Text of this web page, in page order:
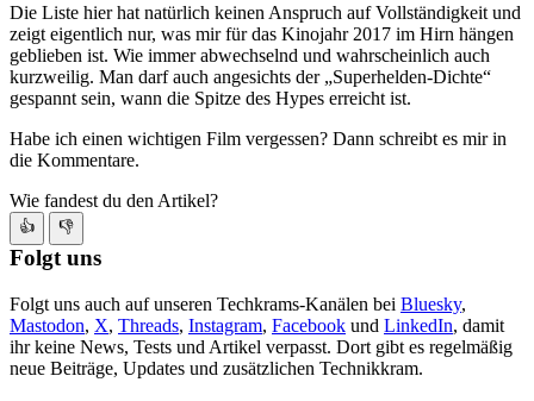
Die Liste hier hat natürlich keinen Anspruch auf Vollständigkeit und
zeigt eigentlich nur, was mir für das Kinojahr 2017 im Hirn hängen
geblieben ist. Wie immer abwechselnd und wahrscheinlich auch
kurzweilig. Man darf auch angesichts der „Superhelden-Dichte“
gespannt sein, wann die Spitze des Hypes erreicht ist.
Habe ich einen wichtigen Film vergessen? Dann schreibt es mir in
die Kommentare.
Wie fandest du den Artikel?
👍 👎
Folgt uns
Folgt uns auch auf unseren Techkrams-Kanälen bei Bluesky,
Mastodon, X, Threads, Instagram, Facebook und LinkedIn, damit
ihr keine News, Tests und Artikel verpasst. Dort gibt es regelmäßig
neue Beiträge, Updates und zusätzlichen Technikkram.